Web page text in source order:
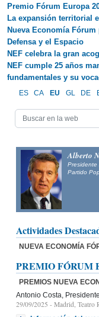
Premio Fórum Europa
La expansión territorial
Nueva Economía
Defensa y el Espacio
NEF celebra la gran
NEF cumple 25 años
fundamentales y su
ES CA EU GL DE
Alberto
Presidente
Partido
Actividades
NUEVA ECONOMÍA
PREMIO FÓRUM
PREMIOS NUEVA
Antonio Costa,
29/09/2025 - Madrid, Teatro